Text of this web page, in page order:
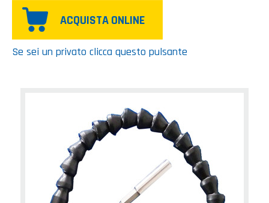
ACQUISTA ONLINE
Se sei un privato clicca questo pulsante